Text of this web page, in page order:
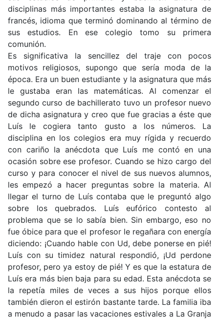
disciplinas más importantes estaba la asignatura de
francés, idioma que terminó dominando al término de
sus estudios. En ese colegio tomo su primera
comunión.
Es significativa la sencillez del traje con pocos
motivos religiosos, supongo que sería moda de la
época. Era un buen estudiante y la asignatura que más
le gustaba eran las matemáticas. Al comenzar el
segundo curso de bachillerato tuvo un profesor nuevo
de dicha asignatura y creo que fue gracias a éste que
Luís le cogiera tanto gusto a los números. La
disciplina en los colegios era muy rígida y recuerdo
con cariño la anécdota que Luís me contó en una
ocasión sobre ese profesor. Cuando se hizo cargo del
curso y para conocer el nivel de sus nuevos alumnos,
les empezó a hacer preguntas sobre la materia. Al
llegar el turno de Luís contaba que le preguntó algo
sobre los quebrados. Luís eufórico contesto al
problema que se lo sabía bien. Sin embargo, eso no
fue óbice para que el profesor le regañara con energía
diciendo: ¡Cuando hable con Ud, debe ponerse en pié!
Luís con su timidez natural respondió, ¡Ud perdone
profesor, pero ya estoy de pié! Y es que la estatura de
Luís era más bien baja para su edad. Esta anécdota se
la repetía miles de veces a sus hijos porque ellos
también dieron el estirón bastante tarde. La familia iba
a menudo a pasar las vacaciones estivales a La Granja